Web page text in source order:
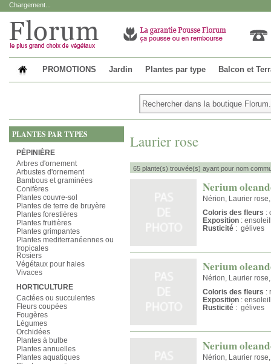
Chargement...
PROMOTIONS Jardin Plantes par type Balcon et
PLANTES PAR TYPES
PÉPINIÈRE
Arbres d'ornement
Arbustes d'ornement
Bambous et graminées
Conifères
Plantes couvre-sol
Plantes de terre de bruyère
Plantes forestières
Plantes fruitières
Plantes grimpantes
Plantes mediterranéennes ou
tropicales
Rosiers
Végétaux pour haies
Vivaces
HORTICULTURE
Cactées ou succulentes
Fleurs coupées
Fougères
Légumes
Orchidées
Plantes à bulbe
Plantes annuelles
Plantes aquatiques
Laurier rose
65 plante(s) trouvée(s) ayant pour nom
Nerium
Nérion, Laurier
Coloris des fleurs :
Exposition :
Rusticité : gélives
Nerium
Nérion, Laurier
Coloris des fleurs :
Exposition :
Rusticité : gélives
Nerium
Nérion, Laurier